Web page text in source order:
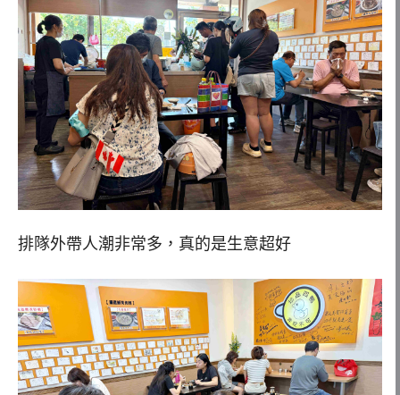
排隊外帶人潮非常多，真的是生意超好